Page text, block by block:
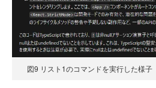
図9 リスト1のコマンドを実行した様子